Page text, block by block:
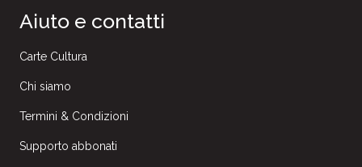
Aiuto e contatti
Carte Cultura
Chi siamo
Termini & Condizioni
Supporto abbonati